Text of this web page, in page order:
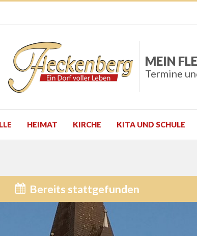
MEIN
Termine
HEIMAT KIRCHE KITA UND SCHULE
Bereits stattgefunden